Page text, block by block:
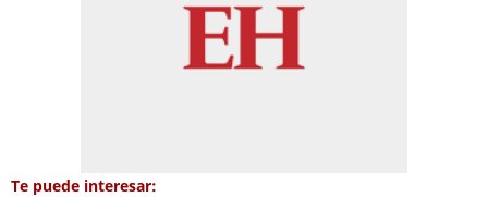
Te puede interesar: